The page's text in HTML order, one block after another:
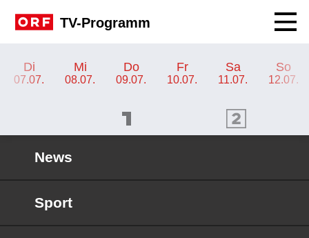
TV-Programm
Di
07.07.
Mi
08.07.
Do
09.07.
Fr
10.07.
Sa
11.07.
So
12.07.
ORF 2 Programm
News
Sport